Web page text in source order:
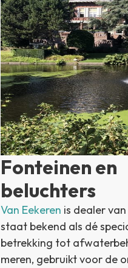
Fonteinen en
beluchters
Van Eekeren is dealer
staat bekend als dé
betrekking tot
meren, gebruikt voor de